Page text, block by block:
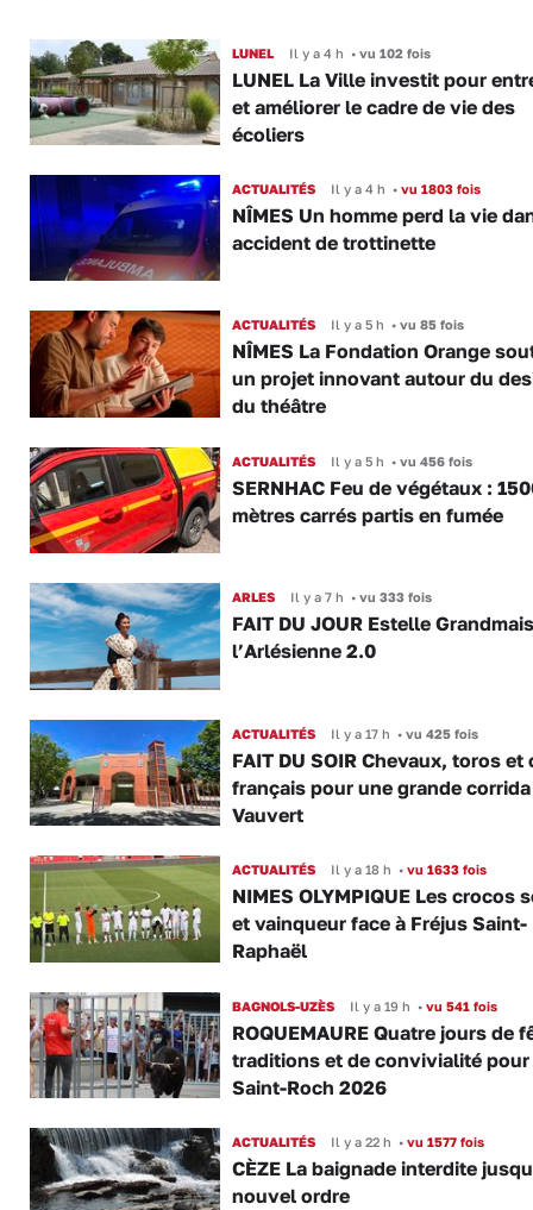
LUNEL Il y a 4 h •vu 102 fois
LUNEL La Ville investit pour
et améliorer le cadre de vie des
écoliers
ACTUALITÉS Il y a 4 h •vu 1803 fois
NÎMES Un homme perd la vie
accident de trottinette
ACTUALITÉS Il y a 5 h •vu 85 fois
NÎMES La Fondation Orange
un projet innovant autour du
du théâtre
ACTUALITÉS Il y a 5 h •vu 456 fois
SERNHAC Feu de végétaux :
mètres carrés partis en fumée
ARLES Il y a 7 h •vu 333 fois
FAIT DU JOUR Estelle
l’Arlésienne 2.0
ACTUALITÉS Il y a 17 h •vu 425 fois
FAIT DU SOIR Chevaux, toros et
français pour une grande corrida
Vauvert
ACTUALITÉS Il y a 18 h •vu 1633 fois
NIMES OLYMPIQUE Les crocos
et vainqueur face à Fréjus Saint-
Raphaël
BAGNOLS-UZÈS Il y a 19 h •vu 541 fois
ROQUEMAURE Quatre jours de
traditions et de convivialité pour
Saint-Roch 2026
ACTUALITÉS Il y a 22 h •vu 1577 fois
CÈZE La baignade interdite
nouvel ordre